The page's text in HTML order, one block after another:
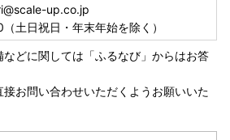
up.co.jp
土日祝日・年末年始を除く）
どに関しては「ふるなび」からはお答
お問い合わせいただくようお願いいた